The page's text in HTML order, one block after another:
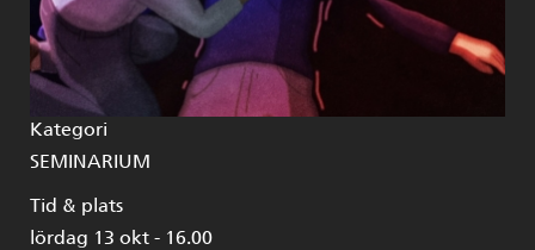
Kategori
SEMINARIUM
Tid & plats
lördag 13 okt - 16.00